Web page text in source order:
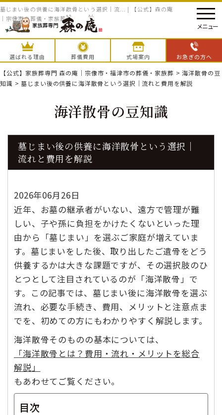
墓じまい後の供養に海洋散骨という選択｜流... | 【公式】森の庵
｜宗像市の葬儀・家族葬
選ばれる理由 葬儀費用 式場案内 お急ぎの方へ
メニュー
【公式】家族葬専門 森の庵｜宗像市・福津市の葬儀・家族葬 >海洋散骨の豆
知識 >墓じまい後の供養に海洋散骨という選択｜流れと費用を解説
海洋散骨の豆知識
墓じまい後の供養に海洋散骨という選択｜
流れと費用を解説
2026年06月26日
近年、お墓の継承者がいない、遠方で管理が難
しい、子や孫に負担をかけたくないといった理
由から「墓じまい」を選ぶご家庭が増えていま
す。墓じまいをした後、取り出したご遺骨をどう
供養するかは大きな課題ですが、その選択肢のひ
とつとして注目されているのが「海洋散骨」で
す。この記事では、墓じまい後に海洋散骨を選ぶ
流れ、必要な手続き、費用、メリットと注意点ま
でを、初めての方にもわかりやすく解説します。
海洋散骨そのものの基本については、
「海洋散骨とは？費用・流れ・メリットを総合
解説」
もあわせてご覧ください。
目次